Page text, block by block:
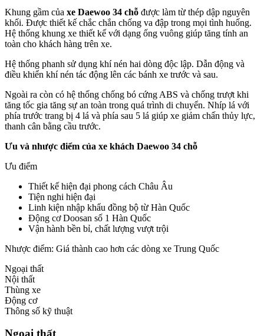
Khung gầm của xe Daewoo 34 chỗ được làm từ thép dập nguyên
khối. Được thiết kế chắc chắn chống va đập trong mọi tình huống.
Hệ thống khung xe thiết kế với dạng ống vuông giúp tăng tính an
toàn cho khách hàng trên xe.
Hệ thống phanh sử dụng khí nén hai dòng độc lập. Dẫn động và
điều khiển khí nén tác động lên các bánh xe trước và sau.
Ngoài ra còn có hệ thống chống bó cứng ABS và chống trượt khi
tăng tốc gia tăng sự an toàn trong quá trình di chuyển. Nhíp lá với
phía trước trang bị 4 lá và phía sau 5 lá giúp xe giảm chấn thủy lực,
thanh cân bằng cầu trước.
Ưu và nhược điểm của xe khách Daewoo 34 chỗ
Ưu điểm
Thiết kế hiện đại phong cách Châu Âu
Tiện nghi hiện đại
Linh kiện nhập khẩu đồng bộ từ Hàn Quốc
Động cơ Doosan số 1 Hàn Quốc
Vận hành bền bỉ, chất lượng vượt trội
Nhược điểm: Giá thành cao hơn các dòng xe Trung Quốc
Ngoại thất
Nội thất
Thùng xe
Động cơ
Thông số kỹ thuật
Ngoại thất